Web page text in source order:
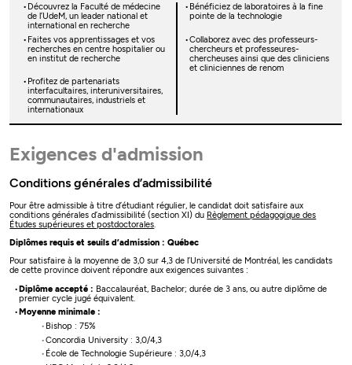
Découvrez la Faculté de médecine
de l’UdeM, un leader national et
international en recherche
Bénéficiez de laboratoires à la fine
pointe de la technologie
Faites vos apprentissages et vos
recherches en centre hospitalier ou
en institut de recherche
Collaborez avec des professeurs-
chercheurs et professeures-
chercheuses ainsi que des cliniciens
et cliniciennes de renom
Profitez de partenariats
interfacultaires, interuniversitaires,
communautaires, industriels et
internationaux
Exigences d'admission
Conditions générales d’admissibilité
Pour être admissible à titre d’étudiant régulier, le candidat doit satisfaire aux
conditions générales d’admissibilité (section XI) du Règlement pédagogique des
Études supérieures et postdoctorales.
Diplômes requis et seuils d’admission : Québec
Pour satisfaire à la moyenne de 3,0 sur 4,3 de l’Université de Montréal, les candidats
de cette province doivent répondre aux exigences suivantes :
Diplôme accepté : Baccalauréat, Bachelor; durée de 3 ans, ou autre diplôme de
premier cycle jugé équivalent.
Moyenne minimale :
Bishop : 75%
Concordia University : 3,0/4,3
École de Technologie Supérieure : 3,0/4,3